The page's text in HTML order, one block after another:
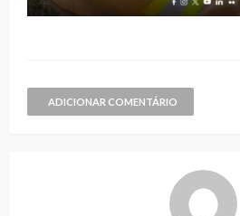
ADICIONAR COMENTÁRIO